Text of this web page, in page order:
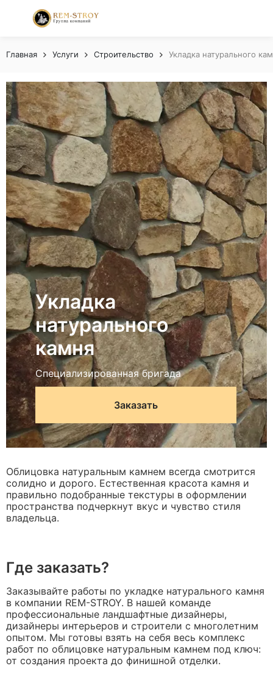
Главная Услуги Строительство Укладка натурального
Укладка
натурального
камня
Специализированная бригада
Заказать
Облицовка натуральным камнем всегда смотрится
солидно и дорого. Естественная красота камня и
правильно подобранные текстуры в оформлении
пространства подчеркнут вкус и чувство стиля
владельца.
Где заказать?
Заказывайте работы по укладке натурального камня
в компании REM-STROY. В нашей команде
профессиональные ландшафтные дизайнеры,
дизайнеры интерьеров и строители с многолетним
опытом. Мы готовы взять на себя весь комплекс
работ по облицовке натуральным камнем под ключ:
от создания проекта до финишной отделки.